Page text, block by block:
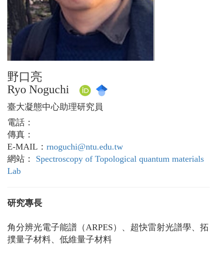
野口亮
Ryo Noguchi
臺大凝態中心助理研究員
電話：
傳真：
E-MAIL： rnoguchi@ntu.edu.tw
網站：
Spectroscopy of Topological quantum materials
Lab
研究專長
角分辨光電子能譜（ARPES）、超快雷射光譜學、拓
撲量子材料、低維量子材料